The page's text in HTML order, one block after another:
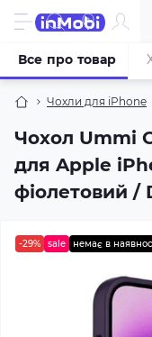
Чохли для iPhone
Чохол Ummi
для Apple
фіолетовий /
Все про товар
-29% sale немає в